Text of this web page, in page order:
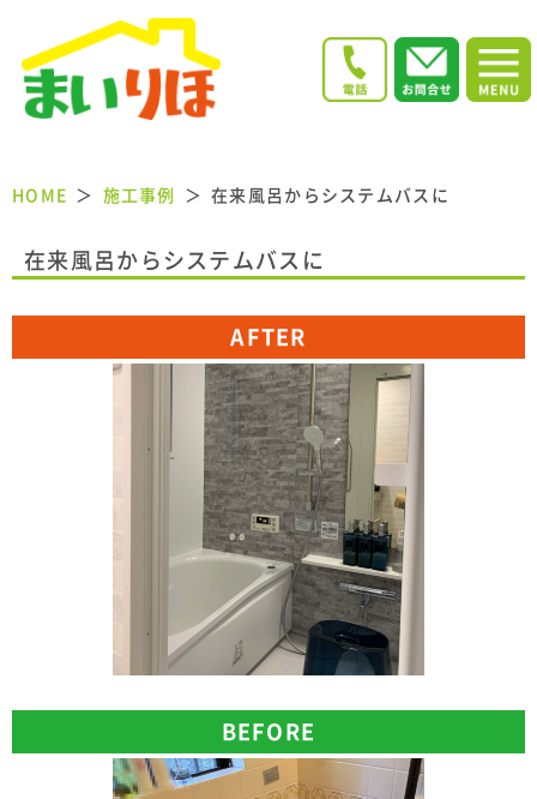
HOME 施工事例 在来風呂からシステムバスに
在来風呂からシステムバスに
AFTER
BEFORE